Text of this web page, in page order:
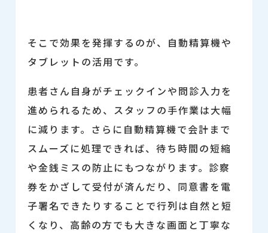
そこで効果を発揮するのが、自動精算機や
タブレットの活用です。
患者さん自身がチェックインや問診入力を
進められるため、スタッフの手作業は大幅
に減ります。さらに自動精算機で会計まで
スムーズに処理できれば、待ち時間の短縮
や金銭ミスの防止にもつながります。診察
券をかざして受付が済んだり、同意書を電
子署名できたりすることで行列は自然と短
くなり、高齢の方でも大きな画面と丁寧な